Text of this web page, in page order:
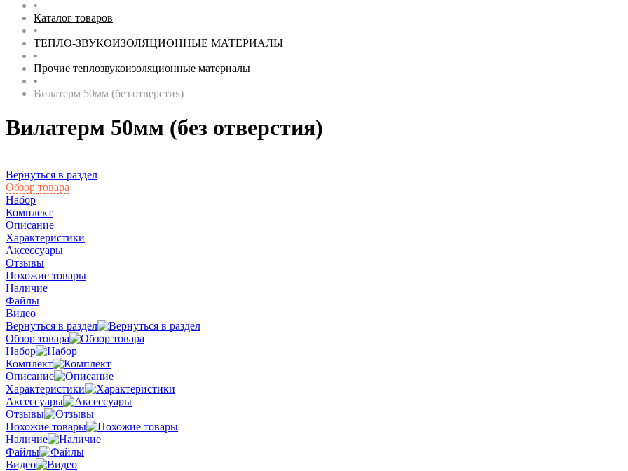
•
Каталог товаров
•
ТЕПЛО-ЗВУКОИЗОЛЯЦИОННЫЕ МАТЕРИАЛЫ
•
Прочие теплозвукоизоляционные материалы
•
Вилатерм 50мм (без отверстия)
Вилатерм 50мм (без отверстия)
Вернуться в раздел
Обзор товара
Набор
Комплект
Описание
Характеристики
Аксессуары
Отзывы
Похожие товары
Наличие
Файлы
Видео
Вернуться в раздел
Обзор товара
Набор
Комплект
Описание
Характеристики
Аксессуары
Отзывы
Похожие товары
Наличие
Файлы
Видео